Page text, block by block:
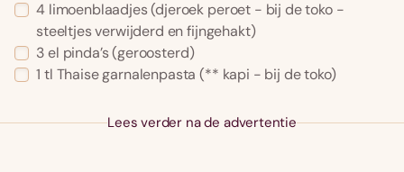
4 limoenblaadjes(djeroek peroet - bij de toko -
steeltjes verwijderd en fijngehakt)
3el pinda’s(geroosterd)
1 tl Thaise garnalenpasta (** kapi - bij de toko)
Lees verder na de advertentie